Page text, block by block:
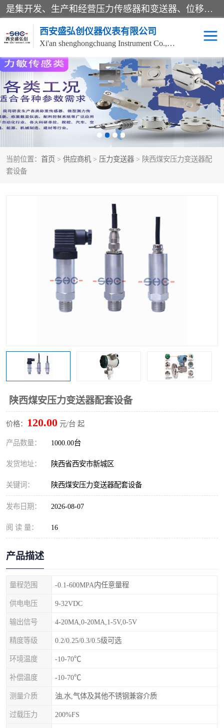
是集开发、生产和经营压力传感器和变送器、位移传感器和变送器、流量传感器和变送器、称重传感器和变送器、测力传感器和变送器、温湿度传感器和变送器、扭矩传感器、智能数显控制仪表等产品的化高新技术企业。
西安盛弘创仪器仪表有限公司
Xi'an shenghongchuang Instrument Co., Ltd
当前位置： 首页 > 供应商机 > 压力变送器 > 陕西煤安压力变送器配
套设备
陕西煤安压力变送器配套设备
价格： 120.00 元/台 起
产品数量： 1000.00台
发货地址： 陕西省西安市新城区
关键词： 陕西煤安压力变送器配套设备
发布日期： 2026-08-07
阅 读 量： 16
产品描述
量程范围 -0.1-600MPA内任意量程
供电电压 9-32VDC
输出信号 4-20MA,0-20MA,1-5V,0-5V
精度等级 0.2/0.25/0.3/0.5级可选
环境温度 -10-70℃
补偿温度 -10-70℃
测量介质 油,水,气体及其他不锈钢兼容介质
过载压力 200%FS
称重传感器 超声波流量计
压力变送器 通用型压力变送器
流量计
位移传感器 差压变送器